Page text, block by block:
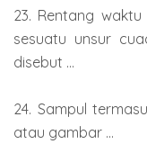
23. Rentang
sesuatu unsur
disebut ...
24. Sampul
atau gambar ...